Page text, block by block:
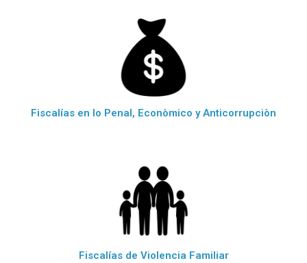
Fiscalías en lo Penal, Econòmico y Anticorrupciòn
Fiscalías de Violencia Familiar